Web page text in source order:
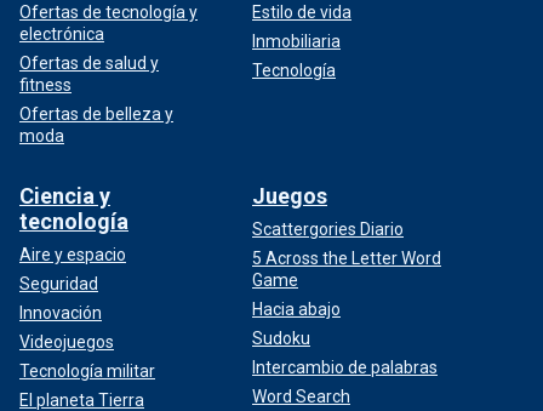
Ofertas de tecnología y
electrónica
Ofertas de salud y
fitness
Ofertas de belleza y
moda
Estilo de vida
Inmobiliaria
Tecnología
Ciencia y
tecnología
Aire y espacio
Seguridad
Innovación
Videojuegos
Tecnología militar
El planeta Tierra
Juegos
Scattergories Diario
5 Across the Letter Word
Game
Hacia abajo
Sudoku
Intercambio de palabras
Word Search